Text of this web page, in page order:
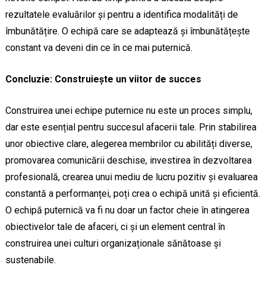
rezultatele evaluărilor și pentru a identifica modalități de
îmbunătățire. O echipă care se adaptează și îmbunătățește
constant va deveni din ce în ce mai puternică.
Concluzie: Construiește un viitor de succes
Construirea unei echipe puternice nu este un proces simplu,
dar este esențial pentru succesul afacerii tale. Prin stabilirea
unor obiective clare, alegerea membrilor cu abilități diverse,
promovarea comunicării deschise, investirea în dezvoltarea
profesională, crearea unui mediu de lucru pozitiv și evaluarea
constantă a performanței, poți crea o echipă unită și eficientă.
O echipă puternică va fi nu doar un factor cheie în atingerea
obiectivelor tale de afaceri, ci și un element central în
construirea unei culturi organizaționale sănătoase și
sustenabile.